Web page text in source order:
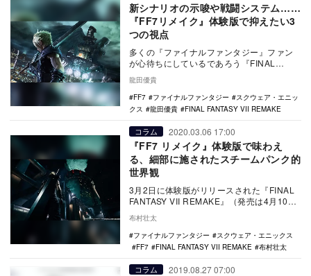
新シナリオの示唆や戦闘システム……
『FF7リメイク』体験版で抑えたい3
つの視点
多くの『ファイナルファンタジー』ファン
が心待ちにしているであろう『FINAL
龍田優貴
FF7
ファイナルファンタジー
スクウェア・エニッ
クス
龍田優貴 FINAL FANTASY VII REMAKE
コラム 2020.03.06 17:00
『FF7 リメイク』体験版で味わえ
る、細部に施されたスチームパンク的
世界観
3月2日に体験版がリリースされた『FINAL
FANTASY VII REMAKE』（発売は4月10
布村壮太
ファイナルファンタジー
スクウェア・エニックス
FF7
FINAL FANTASY VII REMAKE 布村壮太
コラム 2019.08.27 07:00